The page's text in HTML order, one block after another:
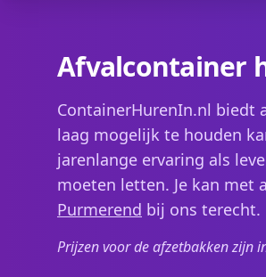
Afvalcontainer
ContainerHurenIn.nl biedt
laag mogelijk te houden
jarenlange ervaring als
moeten letten. Je kan met
Purmerend bij ons terecht.
Prijzen voor de afzetbakken zijn